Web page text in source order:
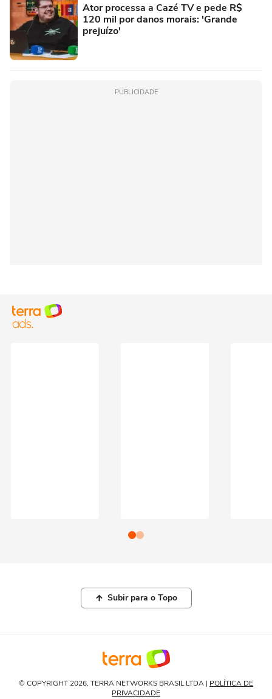
Ator processa a Cazé TV e pede R$
120 mil por danos morais: 'Grande
prejuízo'
PUBLICIDADE
Subir para o Topo
© COPYRIGHT 2026, TERRA NETWORKS BRASIL LTDA | POLÍTICA DE
PRIVACIDADE